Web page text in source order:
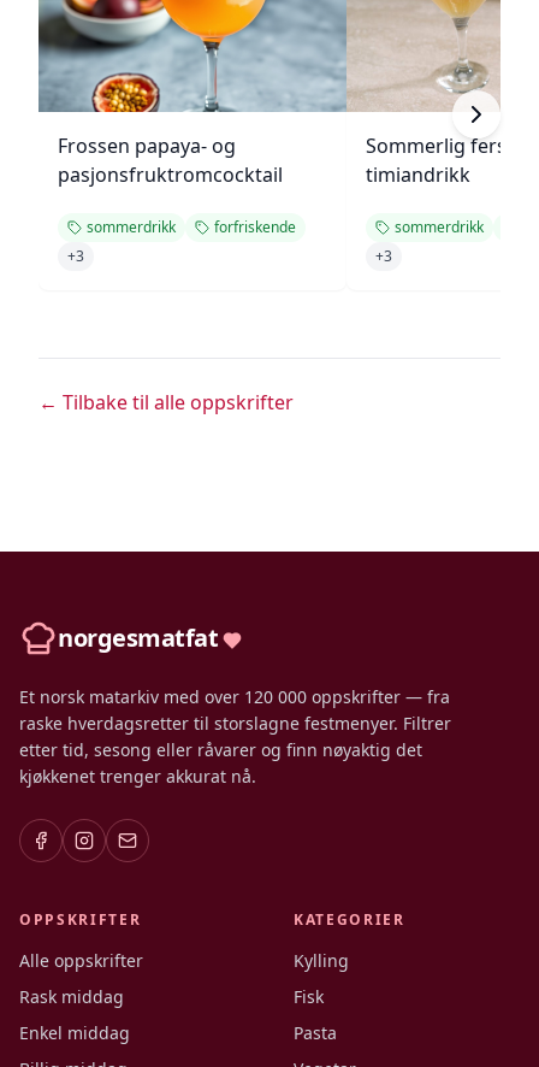
Frossen papaya- og
pasjonsfruktromcocktail
sommerdrikk
forfriskende
+3
Sommerlig
timiandrikk
sommerdrikk
+3
← Tilbake til alle oppskrifter
norgesmatfat
Et norsk matarkiv med over 120 000 oppskrifter — fra
raske hverdagsretter til storslagne festmenyer. Filtrer
etter tid, sesong eller råvarer og finn nøyaktig det
kjøkkenet trenger akkurat nå.
OPPSKRIFTER
Alle oppskrifter
Rask middag
Enkel middag
KATEGORIER
Kylling
Fisk
Pasta